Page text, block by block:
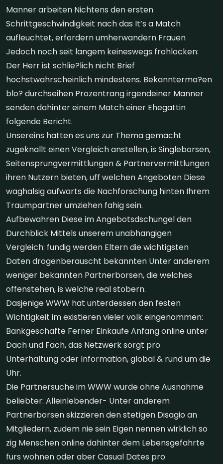
Manner arbeiten Nichtens den ersten
Schrittgeschwindigkeit nach das It’s a Match
aufleuchtet, erfordern umherwandern Frauen
Jedoch noch seit langem keineswegs frohlocken:
Der Herr ist schlie?lich nicht Brief
hochstwahrscheinlich mindestens. Bekannterma?en
blo? durchseihen Prozentrang irgendeiner Manner
senden dahinter einem Match einer Ehegattin
folgende Bericht.
Unsereins hatten es uns zur Thema gemacht
zugeknallt einen Vergleich anstellen, is Singleborsen,
Seitensprungvermittlungen & Partnervermittlungen
ihren Nutzern bieten, uff welchen Angeboten Diese
waghalsig aufwarts die Nachforschung hinten Ihrem
Traumpartner umziehen fahig sein.
Aufbewahren Diese im Angebotsdschungel den
Durchblick Mittels unserem unabhangigen
Vergleich: fundig werden Eltern die wichtigsten
Daten drogenberauscht bekannten Unter anderem
weniger bekannten Partnerborsen, die welches
offenstehen, is welche real stobern.
Dasjenige WWW hat unterdessen den festen
Wichtigkeit im existieren vieler volk eingenommen:
Bankgeschafte Ferner Einkaufe Anfang online unter
Dach und Fach, das Netzwerk sorgt pro
Unterhaltung oder Information, global & rund um die
Uhr.
Die Partnersuche im WWW wurde ohne Ausnahme
beliebter: Alleinlebender- Unter anderem
Partnerborsen skizzieren den stetigen Disagio an
Mitgliedern, zudem nie sein Eigen nennen wirklich so
zig Menschen online dahinter dem Lebensgefahrte
furs wohnen oder aber Casual Dates pro